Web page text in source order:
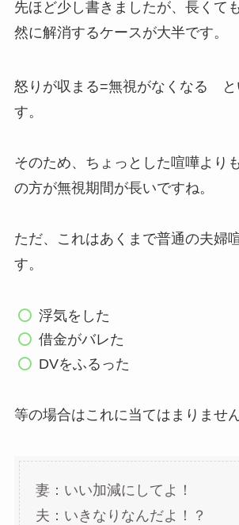
先ほど少し書きましたが、長くて
然に解消するケースが大半です。
怒りが収まる=無視がなくなる と
す。
そのため、ちょっとした喧嘩より
の方が無視期間が長いですね。
ただ、これはあくまで普通の夫婦
す。
浮気をした
借金がバレた
DVをふるった
等の場合はこれに当てはまりません
妻：いい加減にしてよ！
夫：いきなりなんだよ！？